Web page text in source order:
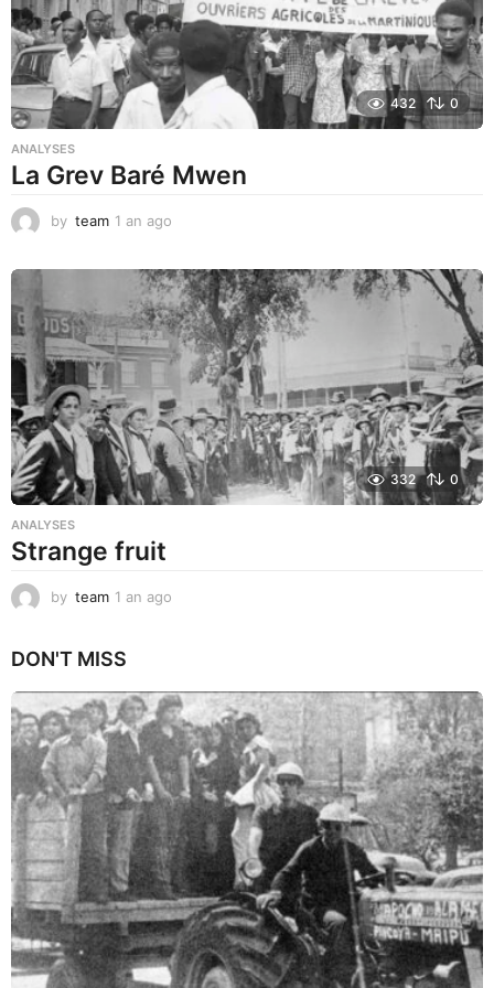
432 0
ANALYSES
La Grev Baré Mwen
by team 1 an ago
a
g
o
332 0
ANALYSES
Strange fruit
by team 1 an ago
o
DON'T MISS